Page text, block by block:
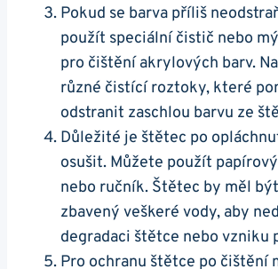
Pokud se barva příliš
použít speciální čistič nebo
pro čištění akrylových barv.
různé čistící‌ roztoky, které
odstranit zaschlou barvu ze
Důležité je štětec‌ po
osušit.⁣ Můžete použít
nebo ručník. Štětec by měl
zbavený⁢ veškeré vody, aby
degradaci ‍štětce nebo vzniku
Pro ⁤ochranu ⁢štětce po čištění